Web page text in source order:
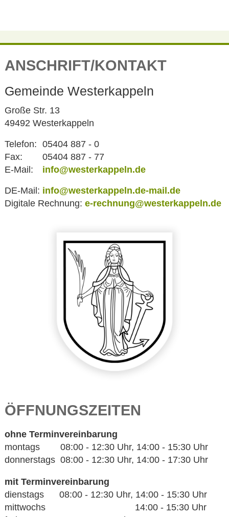
ANSCHRIFT/KONTAKT
Gemeinde Westerkappeln
Große Str. 13
49492 Westerkappeln
Telefon: 05404 887 - 0
Fax:
05404 887 - 77
E-Mail:
info@westerkappeln.de
DE-Mail: info@westerkappeln.de-mail.de
Digitale Rechnung: e-rechnung@westerkappeln.de
ÖFFNUNGSZEITEN
ohne Terminvereinbarung
montags 08:00 - 12:30 Uhr, 14:00 - 15:30 Uhr
donnerstags 08:00 - 12:30 Uhr, 14:00 - 17:30 Uhr
mit Terminvereinbarung
dienstags 08:00 - 12:30 Uhr, 14:00 - 15:30 Uhr
mittwochs 14:00 - 15:30 Uhr